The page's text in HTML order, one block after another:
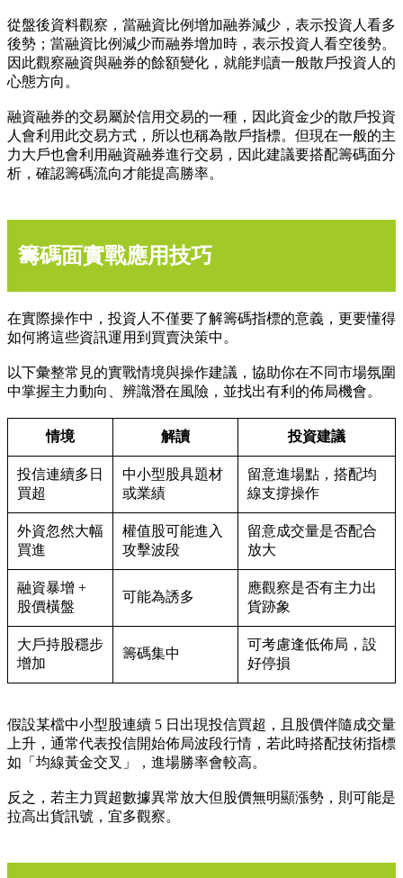
從盤後資料觀察，當融資比例增加融券減少，表示投資人看多
後勢；當融資比例減少而融券增加時，表示投資人看空後勢。
因此觀察融資與融券的餘額變化，就能判讀一般散戶投資人的
心態方向。
融資融券的交易屬於信用交易的一種，因此資金少的散戶投資
人會利用此交易方式，所以也稱為散戶指標。但現在一般的主
力大戶也會利用融資融券進行交易，因此建議要搭配籌碼面分
析，確認籌碼流向才能提高勝率。
籌碼面實戰應用技巧
在實際操作中，投資人不僅要了解籌碼指標的意義，更要懂得
如何將這些資訊運用到買賣決策中。
以下彙整常見的實戰情境與操作建議，協助你在不同市場氛圍
中掌握主力動向、辨識潛在風險，並找出有利的佈局機會。
情境 解讀 投資建議
投信連續多日
買超
中小型股具題材
或業績
留意進場點，搭配均
線支撐操作
外資忽然大幅
買進
權值股可能進入
攻擊波段
留意成交量是否配合
放大
融資暴增 +
股價橫盤
可能為誘多
應觀察是否有主力出
貨跡象
大戶持股穩步
增加
籌碼集中
可考慮逢低佈局，設
好停損
假設某檔中小型股連續 5 日出現投信買超，且股價伴隨成交量
上升，通常代表投信開始佈局波段行情，若此時搭配技術指標
如「均線黃金交叉」，進場勝率會較高。
反之，若主力買超數據異常放大但股價無明顯漲勢，則可能是
拉高出貨訊號，宜多觀察。